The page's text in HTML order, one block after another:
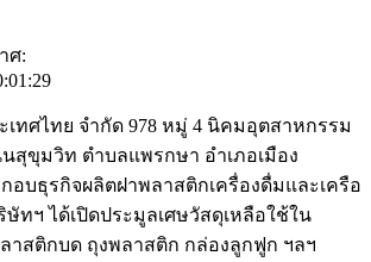
ศ:
ทศไทย จำกัด 978 หมู่ 4 นิคมอุตสาหกรรม
สุขุมวิท ตำบลแพรกษา อำเภอเมือง
อบธุรกิจผลิตฝาพลาสติกเครื่องดื่มและเครือ
ทฯ ได้เปิดประมูลเศษวัสดุเหลือใช้ใน
าสติกบด ถุงพลาสติก กล่องลูกฟูก ฯลฯ